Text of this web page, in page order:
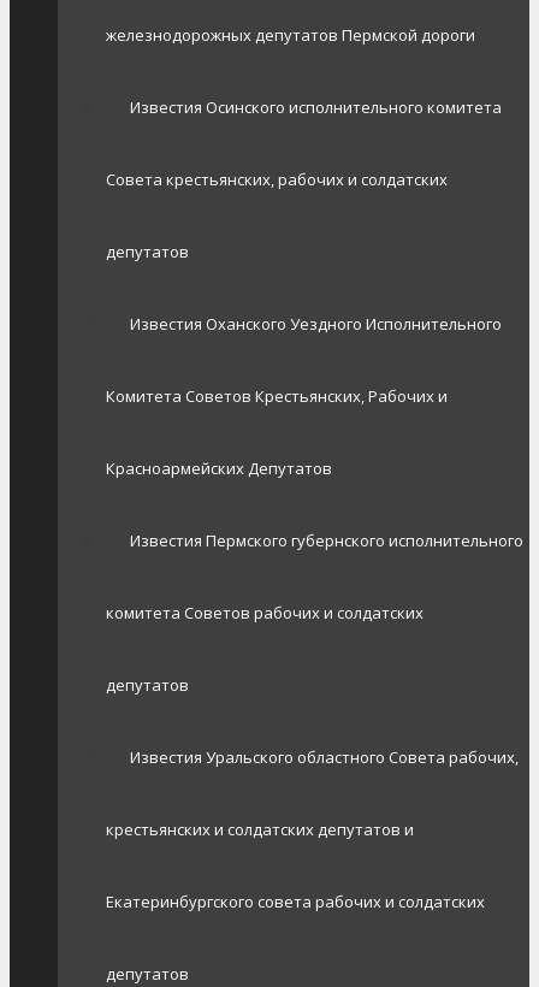
железнодорожных депутатов Пермской дороги
Известия Осинского исполнительного комитета
Совета крестьянских, рабочих и солдатских
депутатов
Известия Оханского Уездного Исполнительного
Комитета Советов Крестьянских, Рабочих и
Красноармейских Депутатов
Известия Пермского губернского исполнительного
комитета Советов рабочих и солдатских
депутатов
Известия Уральского областного Совета рабочих,
крестьянских и солдатских депутатов и
Екатеринбургского совета рабочих и солдатских
депутатов